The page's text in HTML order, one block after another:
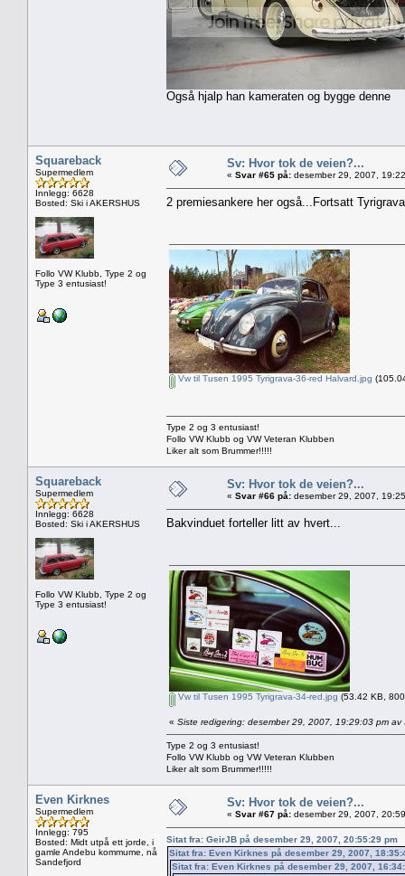
Også hjalp han kameraten og bygge denne
Squareback
Supermedlem
Innlegg: 6628
Bosted: Ski i AKERSHUS
Follo VW Klubb, Type 2 og
Type 3 entusiast!
Sv: Hvor tok de veien?...
« Svar #65 på: desember 29, 2007,
2 premiesankere her også...Fortsatt
Vw til Tusen 1995 Tyrigrava-36-red Halvard.jpg
Type 2 og 3 entusiast!
Follo VW Klubb og VW Veteran Klubben
Liker alt som Brummer!!!!!
Squareback
Supermedlem
Innlegg: 6628
Bosted: Ski i AKERSHUS
Follo VW Klubb, Type 2 og
Type 3 entusiast!
Sv: Hvor tok de veien?...
« Svar #66 på: desember 29, 2007,
Bakvinduet forteller litt av hvert...
Vw til Tusen 1995 Tyrigrava-34-red.jpg (53.42 KB,
« Siste redigering: desember 29, 2007, 19:29:03 pm av
Type 2 og 3 entusiast!
Follo VW Klubb og VW Veteran Klubben
Liker alt som Brummer!!!!!
Even Kirknes
Supermedlem
Innlegg: 795
Bosted: Midt utpå ett jorde, i
gamle Andebu kommume, nå
Sandefjord
Sv: Hvor tok de veien?...
« Svar #67 på: desember 29, 2007,
Sitat fra: GeirJB på desember 29, 2007, 20:55:29 pm
Sitat fra: Even Kirknes på desember 29, 2007,
Sitat fra: Even Kirknes på desember 29, 2007,